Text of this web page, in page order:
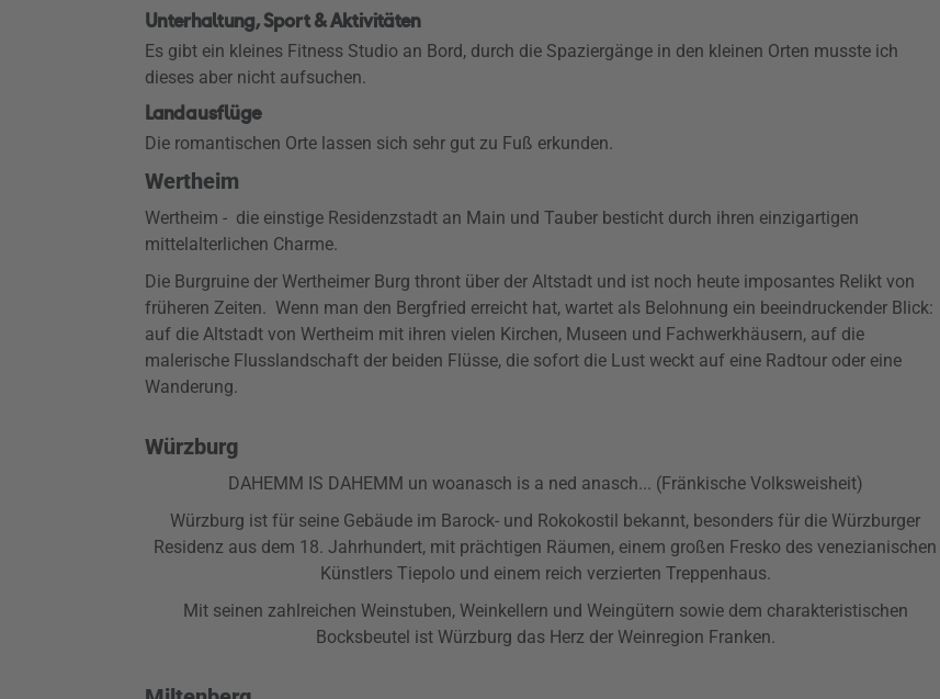
Unterhaltung, Sport & Aktivitäten
Es gibt ein kleines Fitness Studio an Bord, durch die Spaziergänge in den kleinen Orten musste ich
dieses aber nicht aufsuchen.
Landausflüge
Die romantischen Orte lassen sich sehr gut zu Fuß erkunden.
Wertheim
Wertheim - die einstige Residenzstadt an Main und Tauber besticht durch ihren einzigartigen
mittelalterlichen Charme.
Die Burgruine der Wertheimer Burg thront über der Altstadt und ist noch heute imposantes Relikt von
früheren Zeiten. Wenn man den Bergfried erreicht hat, wartet als Belohnung ein beeindruckender Blick:
auf die Altstadt von Wertheim mit ihren vielen Kirchen, Museen und Fachwerkhäusern, auf die
malerische Flusslandschaft der beiden Flüsse, die sofort die Lust weckt auf eine Radtour oder eine
Wanderung.
Würzburg
DAHEMM IS DAHEMM un woanasch is a ned anasch... (Fränkische Volksweisheit)
Würzburg ist für seine Gebäude im Barock- und Rokokostil bekannt, besonders für die Würzburger
Residenz aus dem 18. Jahrhundert, mit prächtigen Räumen, einem großen Fresko des venezianischen
Künstlers Tiepolo und einem reich verzierten Treppenhaus.
Mit seinen zahlreichen Weinstuben, Weinkellern und Weingütern sowie dem charakteristischen
Bocksbeutel ist Würzburg das Herz der Weinregion Franken.